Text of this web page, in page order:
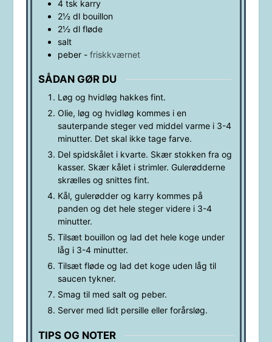
4 tsk karry
2½ dl bouillon
2½ dl fløde
salt
peber- friskkværnet
SÅDAN GØR DU
Løg og hvidløg hakkes fint.
Olie, løg og hvidløg kommes i en
sauterpande steger ved middel varme i 3-4
minutter. Det skal ikke tage farve.
Del spidskålet i kvarte. Skær stokken fra og
kasser. Skær kålet i strimler. Gulerødderne
skrælles og snittes fint.
Kål, gulerødder og karry kommes på
panden og det hele steger videre i 3-4
minutter.
Tilsæt bouillon og lad det hele koge under
låg i 3-4 minutter.
Tilsæt fløde og lad det koge uden låg til
saucen tykner.
Smag til med salt og peber.
Server med lidt persille eller forårsløg.
TIPS OG NOTER